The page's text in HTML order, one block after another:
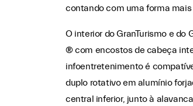
contando com uma forma mais
O interior do GranTurismo e
® com encostos de cabeça
infoentretenimento é
duplo rotativo em alumínio
central inferior, junto à